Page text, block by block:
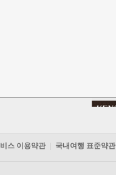
스 이용약관 국내여행 표준약관